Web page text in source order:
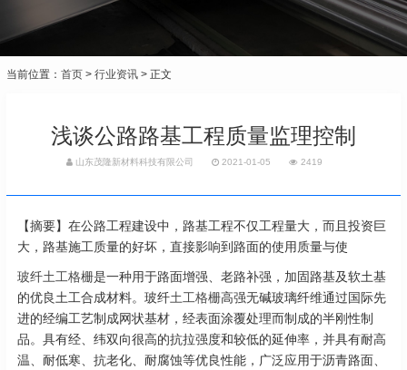
当前位置： 首页 > 行业资讯 > 正文
浅谈公路路基工程质量监理控制
山东茂隆新材料科技有限公司 2021-01-05 2419
【摘要】在公路工程建设中，路基工程不仅工程量大，而且投资巨
大，路基施工质量的好坏，直接影响到路面的使用质量与使
玻纤土工格栅是一种用于路面增强、老路补强，加固路基及软土基
的优良土工合成材料。玻纤土工格栅高强无碱玻璃纤维通过国际先
进的经编工艺制成网状基材，经表面涂覆处理而制成的半刚性制
品。具有经、纬双向很高的抗拉强度和较低的延伸率，并具有耐高
温、耐低寒、抗老化、耐腐蚀等优良性能，广泛应用于沥青路面、